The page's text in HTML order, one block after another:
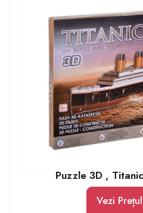
Crăciun sau pentru zilele de
Puzzle 3D ,
Vezi Prețul